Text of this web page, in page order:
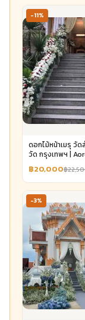
-11%
ดอกไม้หน้าเมรุ วัด
วัด กรุงเทพฯ |
฿20,000฿
-3%